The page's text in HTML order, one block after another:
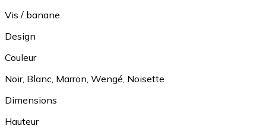
Vis / banane
Design
Couleur
Noir, Blanc Marron Wengé Noisette
Dimensions
Hauteur